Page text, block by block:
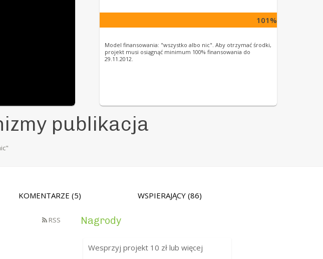
101%
Model finansowania: "wszystko albo nic". Aby otrzymać środki,
projekt musi osiągnąć minimum 100% finansowania do
29.11.2012.
publikacja
KOMENTARZE (5) WSPIERAJĄCY(86)
RSS Nagrody
Wesprzyj projekt 10 zł lub więcej